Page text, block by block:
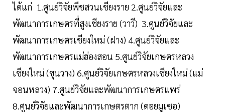
ได้แก่ 1.ศูนย์วิจัยพืชสวนเชียงราย 2.ศูนย์วิจัยและ
พัฒนาการเกษตรที่สูงเชียงราย (วาวี) 3.ศูนย์วิจัยและ
พัฒนาการเกษตรเชียงใหม่ (ฝาง) 4.ศูนย์วิจัยและ
พัฒนาการเกษตรแม่ฮ่องสอน 5.ศูนย์วิจัยเกษตรหลวง
เชียงใหม่ (ขุนวาง) 6.ศูนย์วิจัยเกษตรหลวงเชียงใหม่ (แม่
จอนหลวง) 7.ศูนย์วิจัยและพัฒนาการเกษตรแพร่
8.ศูนย์วิจัยและพัฒนาการเกษตรตาก (ดอยมูเซอ)